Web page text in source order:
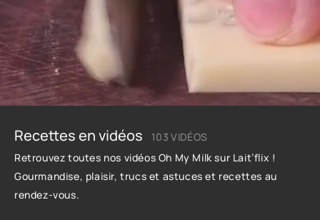
Recettes en vidéos
103 VIDÉOS
Retrouvez toutes nos vidéos Oh My Milk sur Lait’flix !
Gourmandise, plaisir, trucs et astuces et recettes au
rendez-vous.